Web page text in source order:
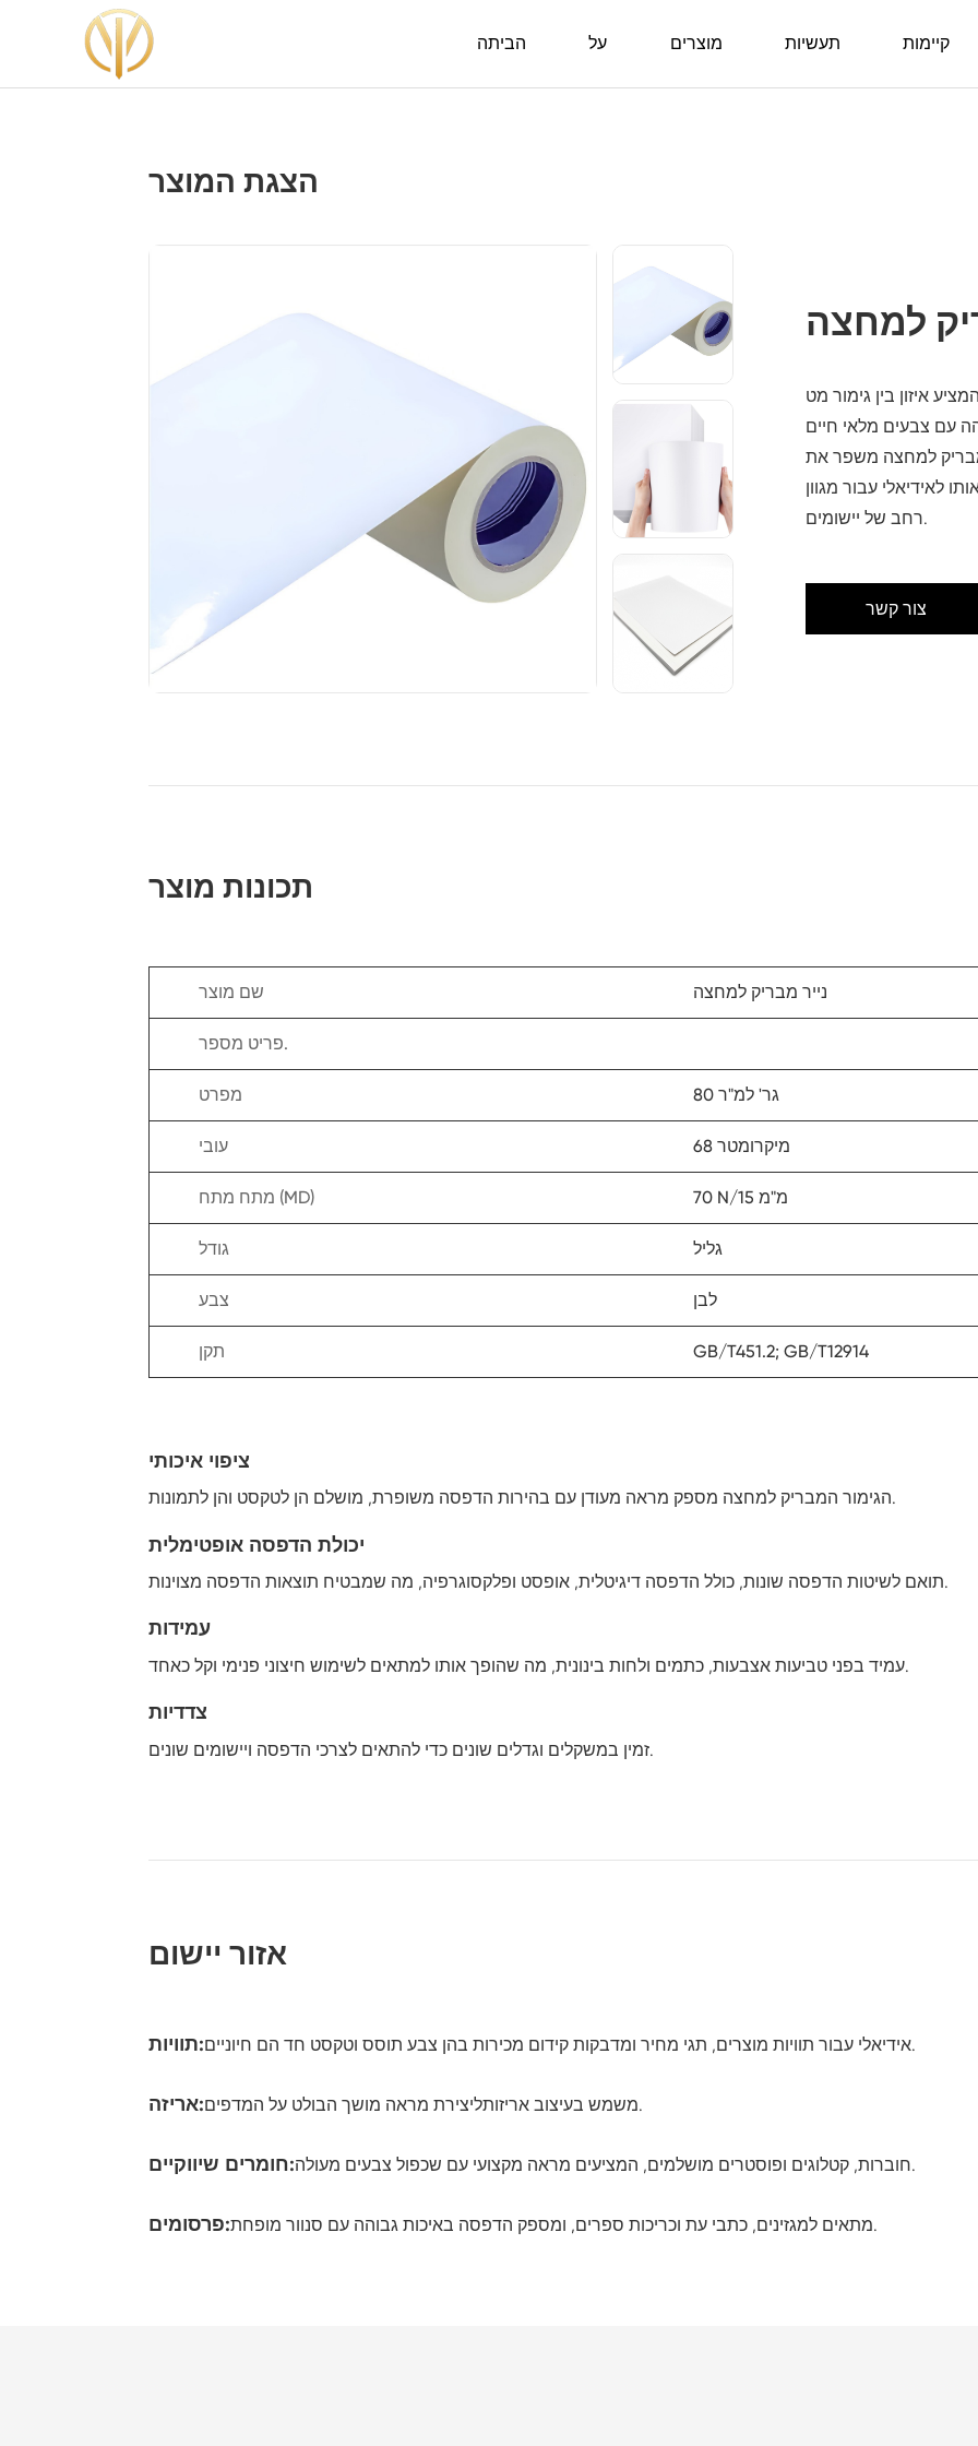
הביתה על מוצרים תעשיות קיימות
הצגת המוצר
למחצה
איזון בין גימור מט
עם צבעים מלאי חיים
למחצה משפר את
לאידיאלי עבור מגוון
רחב של יישומים.
צור קשר
תכונות מוצר
שם מוצר נייר מבריק למחצה
פריט מספר.
מפרט 80 גר' למ"ר
עובי 68 מיקרומטר
מתח מתח (MD) 70 N/15 מ"מ
גודל גליל
צבע לבן
תקן GB/T451.2; GB/T12914
ציפוי איכותי
הגימור המבריק למחצה מספק מראה מעודן עם בהירות הדפסה משופרת, מושלם הן לטקסט והן לתמונות.
יכולת הדפסה אופטימלית
תואם לשיטות הדפסה שונות, כולל הדפסה דיגיטלית, אופסט ופלקסוגרפיה, מה שמבטיח תוצאות הדפסה מצוינות.
עמידות
עמיד בפני טביעות אצבעות, כתמים ולחות בינונית, מה שהופך אותו למתאים לשימוש חיצוני פנימי וקל כאחד.
צדדיות
זמין במשקלים וגדלים שונים כדי להתאים לצרכי הדפסה ויישומים שונים.
אזור יישום
תוויות: אידיאלי עבור תוויות מוצרים, תגי מחיר ומדבקות קידום מכירות בהן צבע תוסס וטקסט חד הם חיוניים.
אריזה: משמש בעיצוב אריזותליצירת מראה מושך הבולט על המדפים.
חומרים שיווקיים: חוברות, קטלוגים ופוסטרים מושלמים, המציעים מראה מקצועי עם שכפול צבעים מעולה.
פרסומים: מתאים למגזינים, כתבי עת וכריכות ספרים, ומספק הדפסה באיכות גבוהה עם סנוור מופחת.